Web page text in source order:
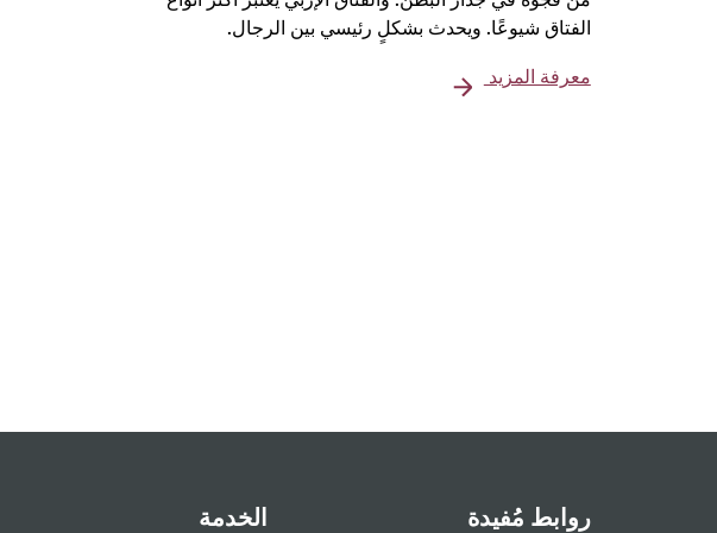
الفتاق شيوعًا. ويحدث بشكلٍ رئيسي بين الرجال.
معرفة المزيد
روابط مُفيدة الخدمة